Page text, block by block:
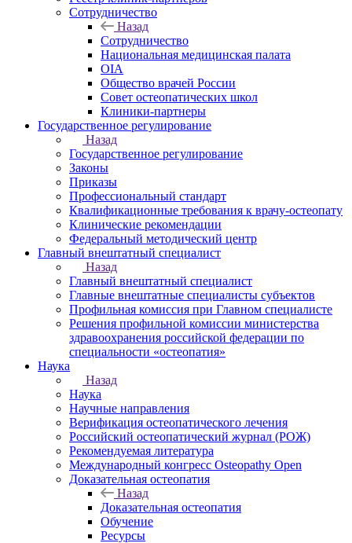
Сотрудничество
Назад
Сотрудничество
Национальная медицинская палата
OIA
Общество врачей России
Совет остеопатических школ
Клиники-партнеры
Государственное регулирование
Назад
Государственное регулирование
Законы
Приказы
Профессиональный стандарт
Квалификационные требования к врачу-остеопату
Клинические рекомендации
Федеральный методический центр
Главный внештатный специалист
Назад
Главный внештатный специалист
Главные внештатные специалисты субъектов
Профильная комиссия при Главном специалисте
Решения профильной комиссии министерства
здравоохранения российской федерации по
специальности «остеопатия»
Наука
Назад
Наука
Научные направления
Верификация остеопатического лечения
Российский остеопатический журнал (РОЖ)
Рекомендуемая литература
Международный конгресс Osteopathy Open
Доказательная остеопатия
Назад
Доказательная остеопатия
Обучение
Ресурсы